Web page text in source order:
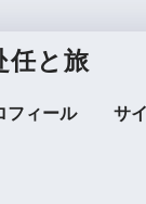
任と旅
フィール サ